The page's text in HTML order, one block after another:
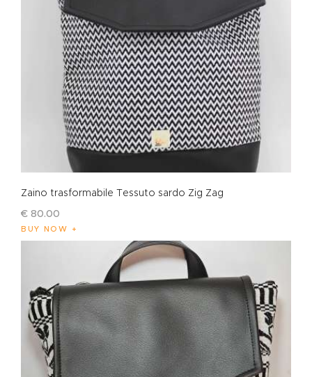
Zaino trasformabile Tessuto sardo Zig Zag
€ 80.00
BUY NOW